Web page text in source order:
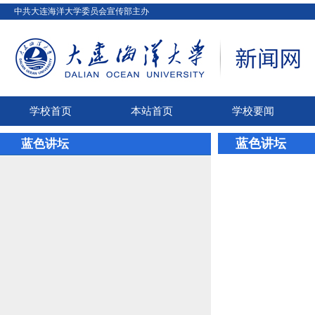
中共大连海洋大学委员会宣传部主办
学校首页 本站首页 学校要闻
蓝色讲坛 蓝色讲坛